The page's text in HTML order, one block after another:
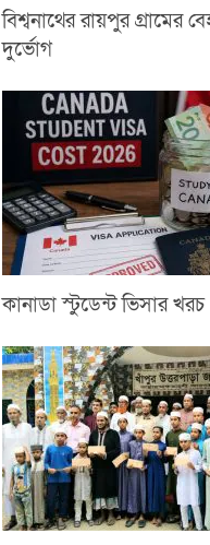
বিশ্বনাথের রায়পুর গ্রামের
দুর্ভোগ
কানাডা স্টুডেন্ট ভিসার